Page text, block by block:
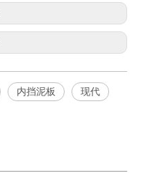
内挡泥板 现代